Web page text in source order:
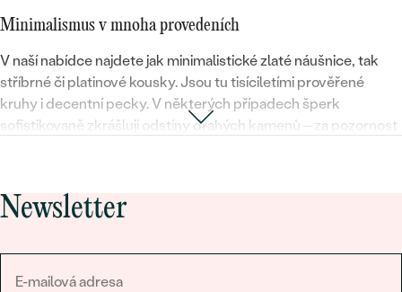
Minimalismus v mnoha provedeních
V naší nabídce najdete jak minimalistickézlaté náušnice, tak
stříbrné či platinové kousky. Jsou tu tisíciletími prověřené
kruhy i decentní pecky. V některých případech šperk
sofistikovaně zkrášlují odstíny drahých kamenů
– za pozornost
safírů a mnoho dalších jedinečných modelů.
dokonalý dárek? S minimalistickými náušnicemi nešlápnete
Newsletter